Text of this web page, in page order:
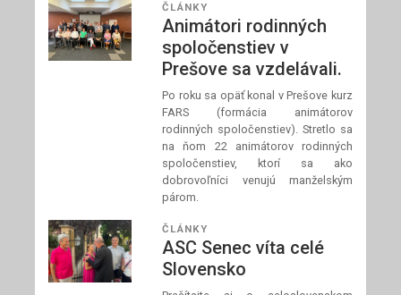
ČLÁNKY
Animátori rodinných
spoločenstiev v
Prešove sa vzdelávali.
Po roku sa opäť konal v Prešove kurz
FARS (formácia animátorov
rodinných spoločenstiev). Stretlo sa
na ňom 22 animátorov rodinných
spoločenstiev, ktorí sa ako
dobrovoľníci venujú manželským
párom.
ČLÁNKY
ASC Senec víta celé
Slovensko